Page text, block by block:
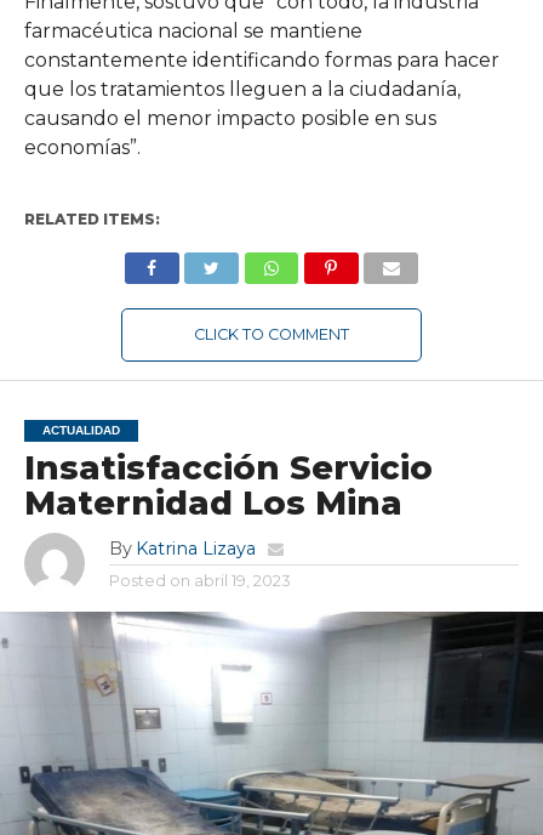
farmacéutica nacional se mantiene
constantemente identificando formas para hacer
que los tratamientos lleguen a la ciudadanía,
causando el menor impacto posible en sus
economías”.
RELATED ITEMS:
CLICK TO COMMENT
ACTUALIDAD
Insatisfacción Servicio
Maternidad Los Mina
By Katrina Lizaya
Posted on abril 19, 2023